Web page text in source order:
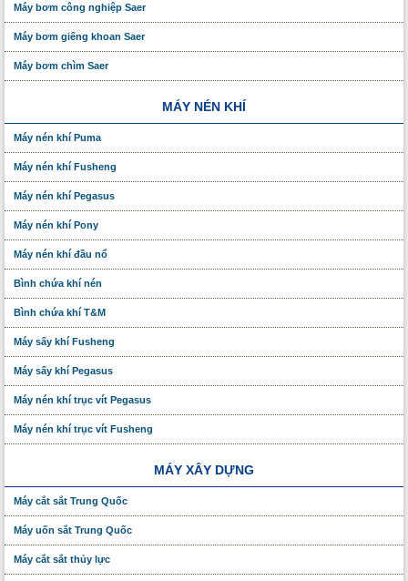
Máy bơm công nghiệp Saer
Máy bơm giếng khoan Saer
Máy bơm chìm Saer
MÁY NÉN KHÍ
Máy nén khí Puma
Máy nén khí Fusheng
Máy nén khí Pegasus
Máy nén khí Pony
Máy nén khí đầu nổ
Bình chứa khí nén
Bình chứa khí T&M
Máy sấy khí Fusheng
Máy sấy khí Pegasus
Máy nén khí trục vít Pegasus
Máy nén khí trục vít Fusheng
MÁY XÂY DỰNG
Máy cắt sắt Trung Quốc
Máy uốn sắt Trung Quốc
Máy cắt sắt thủy lực